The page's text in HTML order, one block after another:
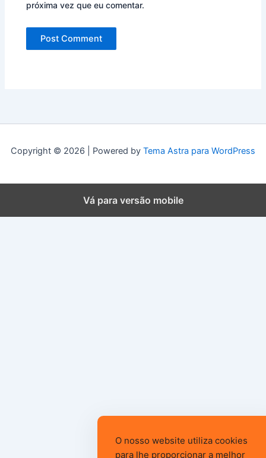
próxima vez que eu comentar.
Copyright © 2026 | Powered by Tema Astra para WordPress
O nosso website utiliza cookies
para lhe proporcionar a melhor
Vá para versão mobile